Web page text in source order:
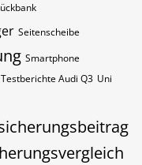
Seitenscheibe
Smartphone
Testberichte Audi Q3 Uni